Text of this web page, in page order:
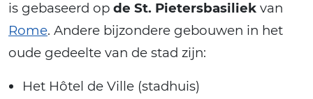
is gebaseerd op de St. Pietersbasiliek van
Rome. Andere bijzondere gebouwen in het
oude gedeelte van de stad zijn:
Het Hôtel de Ville (stadhuis)